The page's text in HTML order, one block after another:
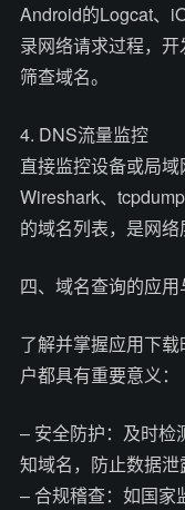
Android的Logcat、
录网络请求过程，开
筛查域名。
4. DNS流量监控
直接监控设备或局
Wireshark、
的域名列表，是网络
四、域名查询的应用
了解并掌握应用下
户都具有重要意义：
– 安全防护：及时检
知域名，防止数据泄
– 合规稽查：如国家